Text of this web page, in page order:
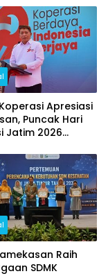
Apresiasi
Puncak Hari
Jatim 2026
Raih
SDMK